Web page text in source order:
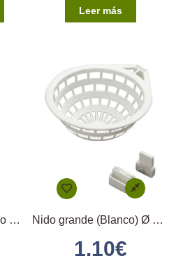
Leer más
Huevo pequeño Canario (verde) Nido grande (Blanco) Ø 12 2GR
1.10€